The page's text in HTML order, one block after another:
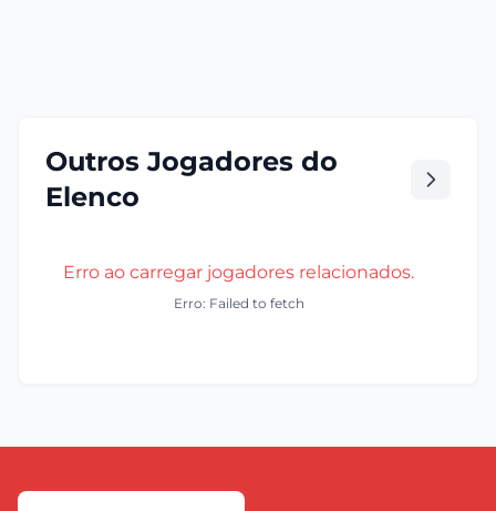
Outros Jogadores do
Elenco
Erro ao carregar jogadores relacionados.
Erro: Failed to fetch